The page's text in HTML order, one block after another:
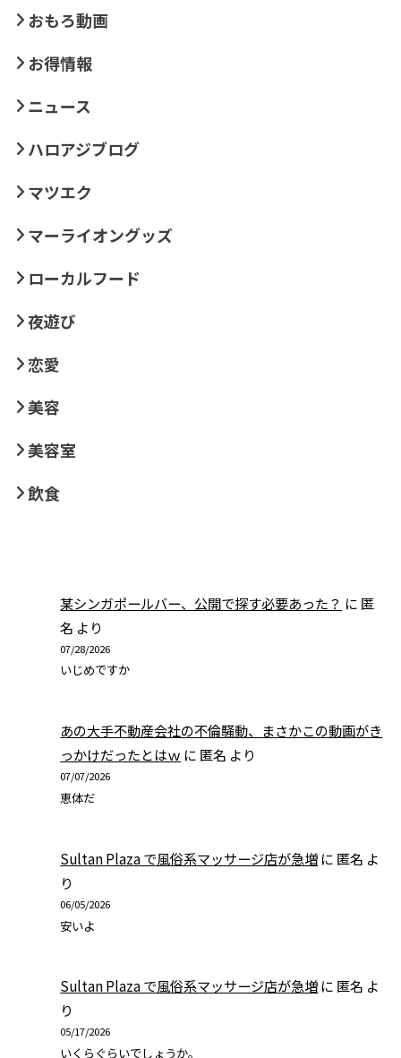
おもろ動画
お得情報
ニュース
ハロアジブログ
マツエク
マーライオングッズ
ローカルフード
夜遊び
恋愛
美容
美容室
飲食
某シンガポールバー、公開で探す必要あった？ に 匿
名 より
07/28/2026
いじめですか
あの大手不動産会社の不倫騒動、まさかこの動画がき
っかけだったとはｗ に 匿名 より
07/07/2026
恵体だ
Sultan Plaza で風俗系マッサージ店が急増 に 匿名 よ
り
06/05/2026
安いよ
Sultan Plaza で風俗系マッサージ店が急増 に 匿名 よ
り
05/17/2026
いくらぐらいでしょうか。